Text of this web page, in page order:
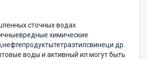
сточных водах
химические
др.
воды и активный ил могут быть